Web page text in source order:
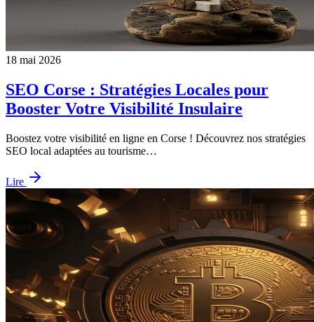
18 mai 2026
SEO Corse : Stratégies Locales pour
Booster Votre Visibilité Insulaire
Boostez votre visibilité en ligne en Corse ! Découvrez nos stratégies
SEO local adaptées au tourisme…
Lire